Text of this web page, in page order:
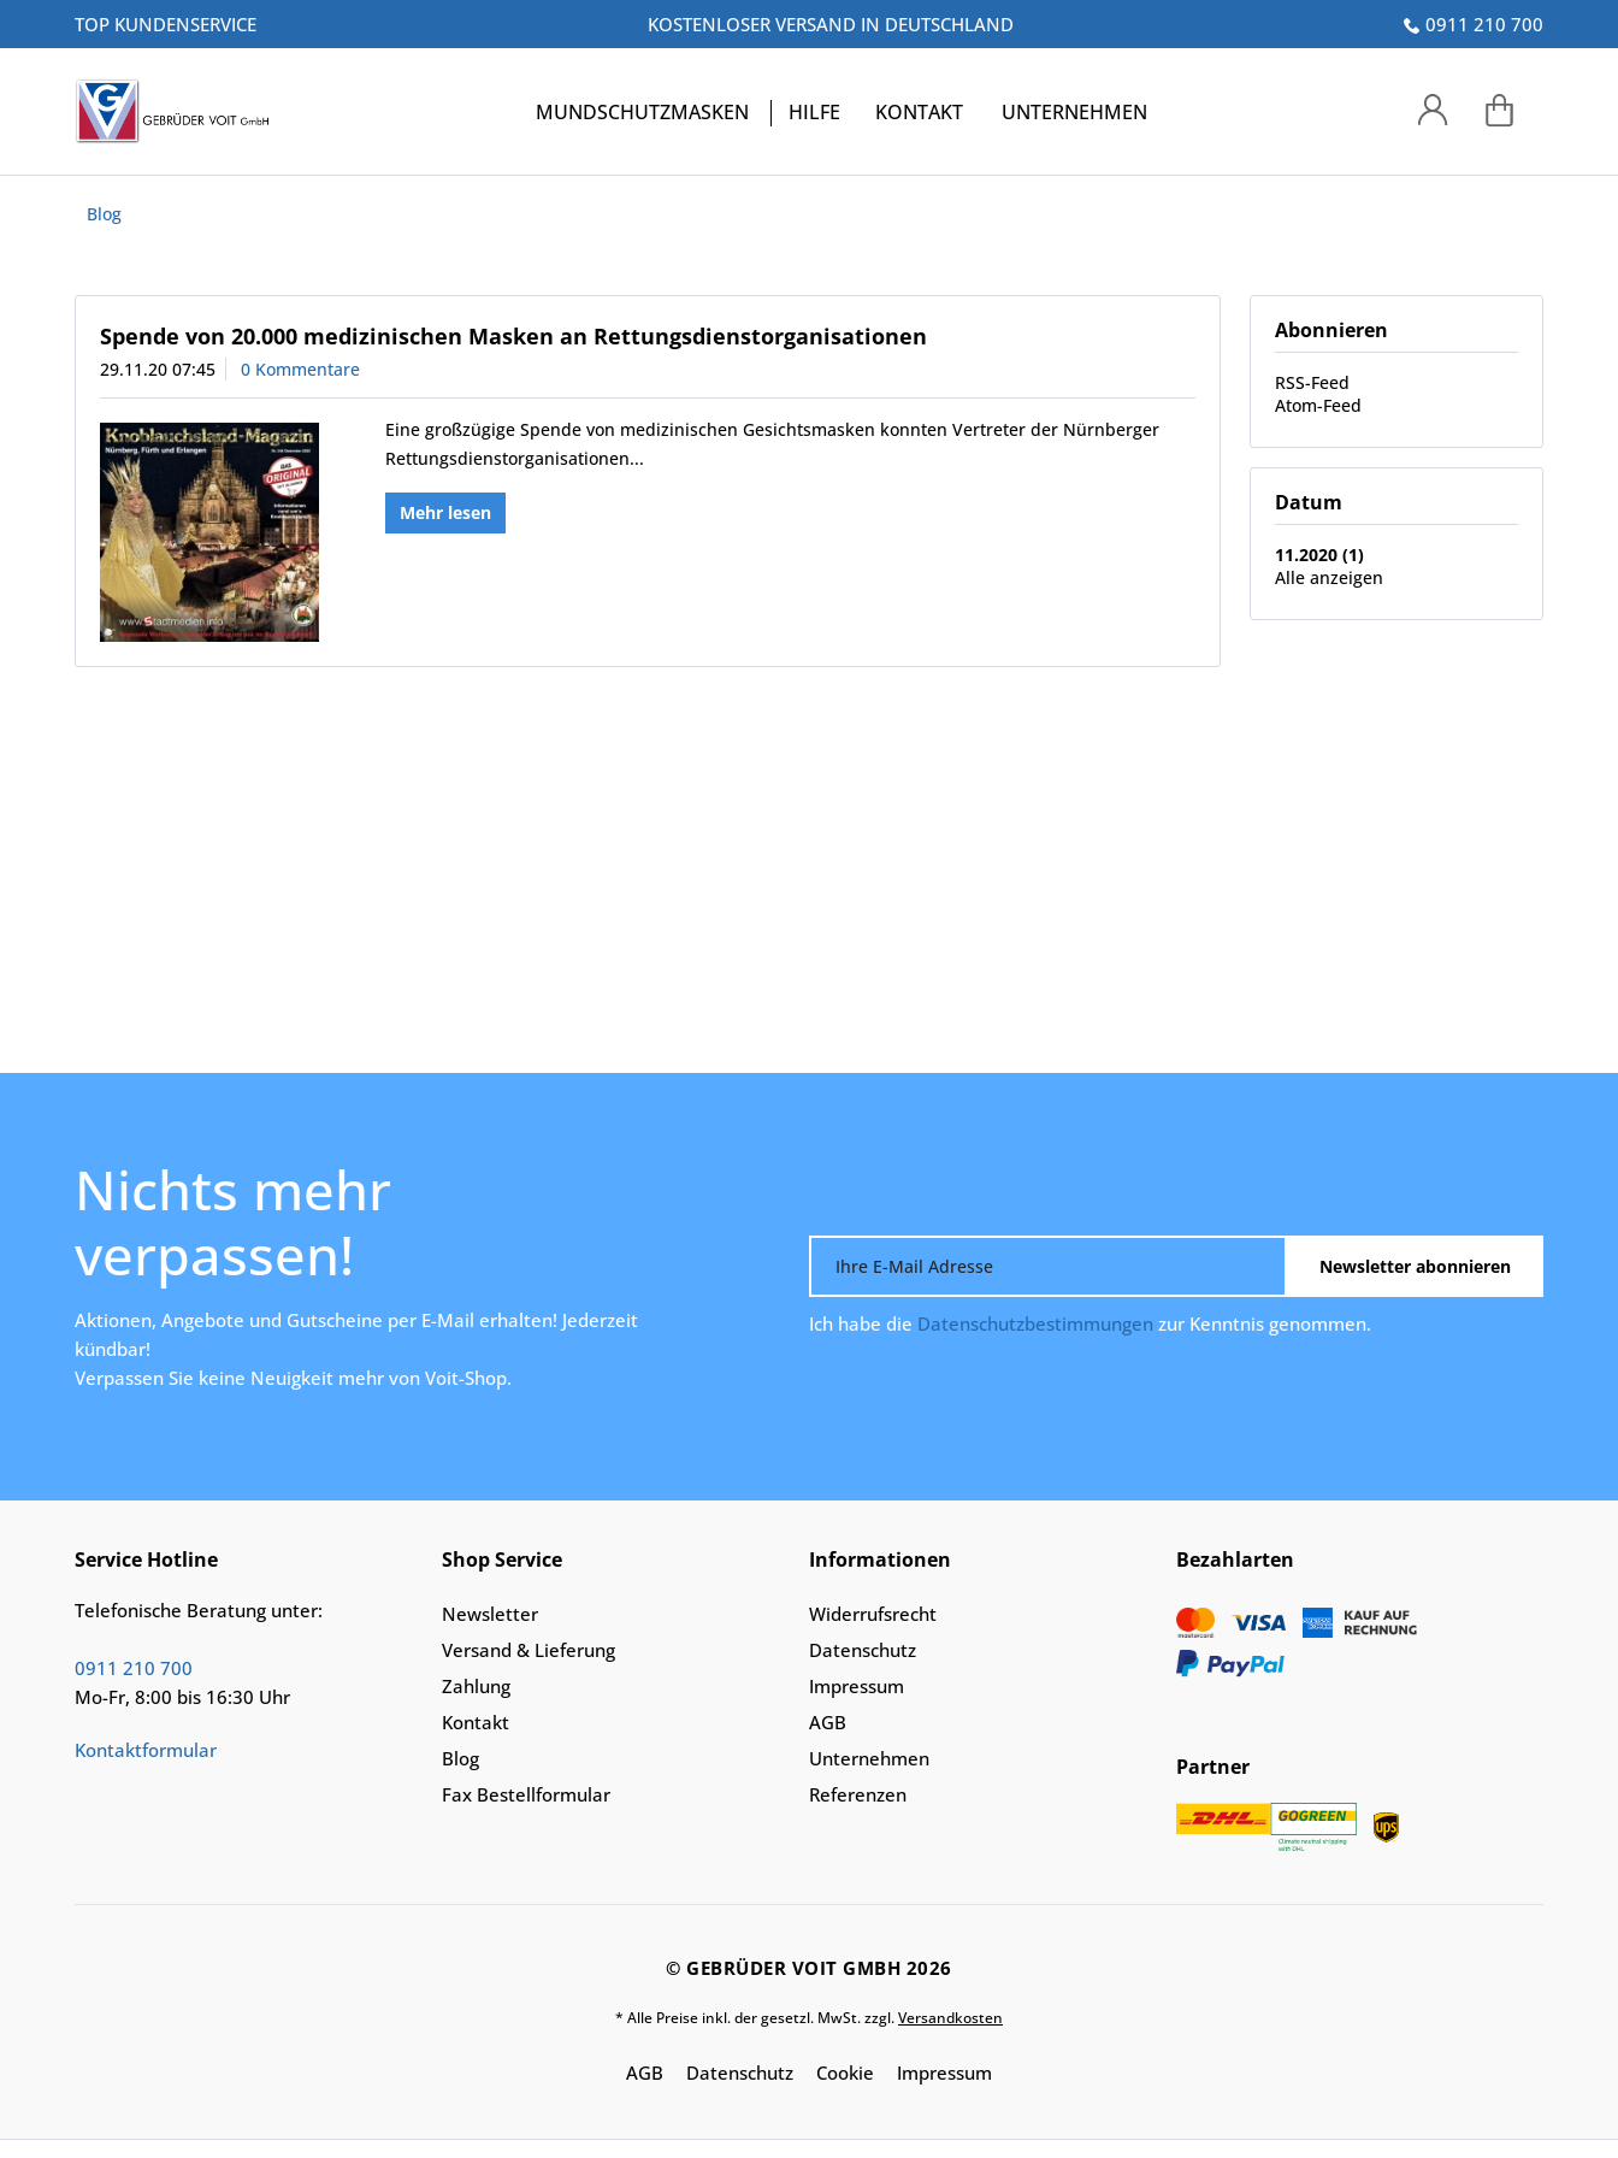
TOP KUNDENSERVICE KOSTENLOSER VERSAND IN DEUTSCHLAND 0911 210 700
MUNDSCHUTZMASKEN HILFE KONTAKT UNTERNEHMEN
Blog
Abonnieren
RSS-Feed
Atom-Feed
Datum
11.2020 (1)
Alle anzeigen
Spende von 20.000 medizinischen Masken an Rettungsdienstorganisationen
29.11.20 07:45 0 Kommentare
Eine großzügige Spende von medizinischen Gesichtsmasken konnten Vertreter der Nürnberger
Rettungsdienstorganisationen...
Mehr lesen
Nichts mehr
verpassen!
Aktionen, Angebote und Gutscheine per E-Mail erhalten! Jederzeit
kündbar!
Verpassen Sie keine Neuigkeit mehr von Voit-Shop.
Newsletter abonnieren
Ich habe die Datenschutzbestimmungen zur Kenntnis genommen.
Service Hotline
Telefonische Beratung unter:
0911 210 700
Mo-Fr, 8:00 bis 16:30 Uhr
Kontaktformular
Shop Service
Newsletter
Versand & Lieferung
Zahlung
Kontakt
Blog
Fax Bestellformular
Informationen
Widerrufsrecht
Datenschutz
Impressum
AGB
Unternehmen
Referenzen
Bezahlarten
Partner
© GEBRÜDER VOIT GMBH 2026
* Alle Preise inkl. der gesetzl. MwSt. zzgl.Versandkosten
AGB Datenschutz Cookie Impressum